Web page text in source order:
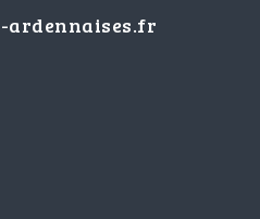
ardennaises.fr